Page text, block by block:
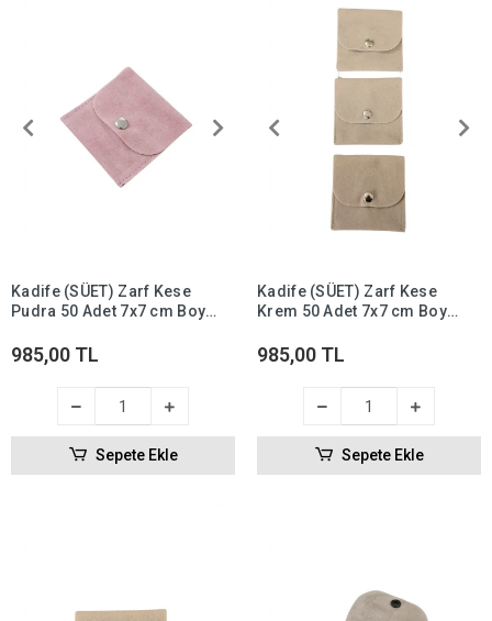
Kadife (SÜET) Zarf Kese
Pudra 50 Adet 7x7 cm Boy
985,00 TL
Sepete Ekle
Kadife (SÜET) Zarf Kese
Krem 50 Adet 7x7 cm Boy
985,00 TL
Sepete Ekle